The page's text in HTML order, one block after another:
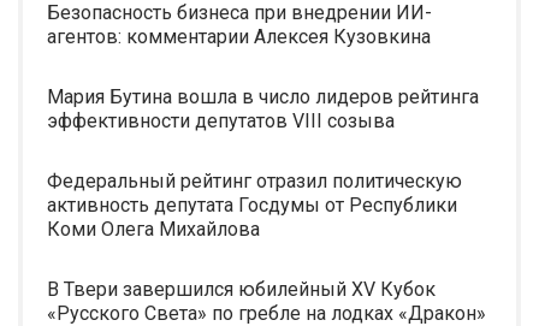
Безопасность бизнеса при внедрении ИИ-
агентов: комментарии Алексея Кузовкина
Мария Бутина вошла в число лидеров рейтинга
эффективности депутатов VIII созыва
Федеральный рейтинг отразил политическую
активность депутата Госдумы от Республики
Коми Олега Михайлова
В Твери завершился юбилейный XV Кубок
«Русского Света» по гребле на лодках «Дракон»